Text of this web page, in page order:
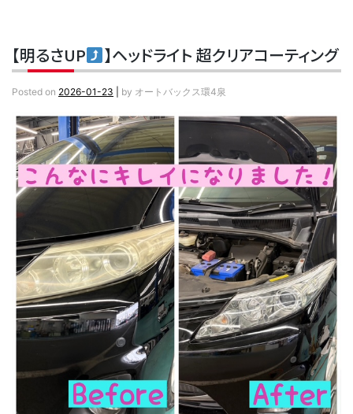
【明るさUP 】ヘッドライト 超クリアコーティング
Posted on 2026-01-23 by オートバックス環4泉